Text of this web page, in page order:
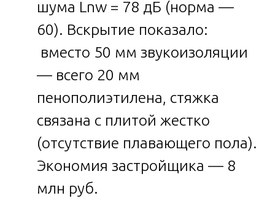
шума Lnw = 78 дБ (норма —
60). Вскрытие показало:
вместо 50 мм звукоизоляции
— всего 20 мм
пенополиэтилена, стяжка
связана с плитой жестко
(отсутствие плавающего пола).
Экономия застройщика — 8
млн руб.